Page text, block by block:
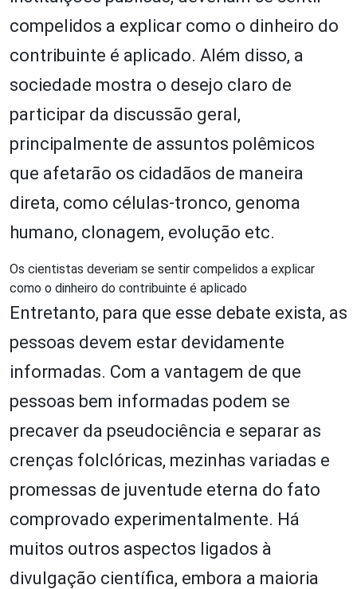
compelidos a explicar como o dinheiro do
contribuinte é aplicado. Além disso, a
sociedade mostra o desejo claro de
participar da discussão geral,
principalmente de assuntos polêmicos
que afetarão os cidadãos de maneira
direta, como células-tronco, genoma
humano, clonagem, evolução etc.
Os cientistas deveriam se sentir compelidos a explicar
como o dinheiro do contribuinte é aplicado
Entretanto, para que esse debate exista, as
pessoas devem estar devidamente
informadas. Com a vantagem de que
pessoas bem informadas podem se
precaver da pseudociência e separar as
crenças folclóricas, mezinhas variadas e
promessas de juventude eterna do fato
comprovado experimentalmente. Há
muitos outros aspectos ligados à
divulgação científica, embora a maioria